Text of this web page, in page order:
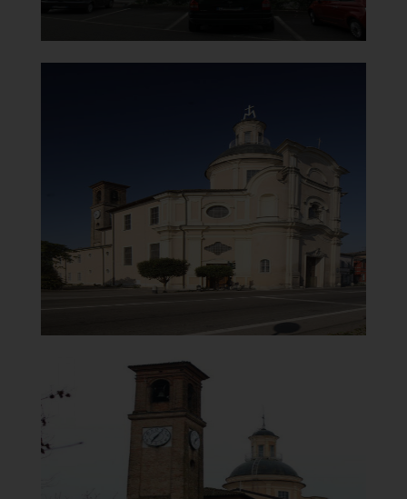
Santuario della Beata Vergine
del Carmelo
Visuale sinistra
Clicca per ingrandire
]
Santuario della Beata Vergine
del Carmelo
Campanile sul retro dell'edificio